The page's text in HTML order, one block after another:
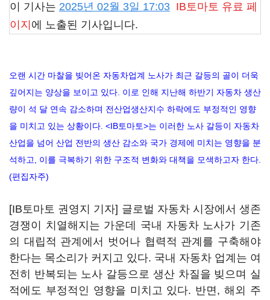
이 기사는 2025년 02월 3일 17:03 IB토마토 유료 페
이지 에 노출된 기사입니다.
오랜 시간 마찰을 빚어온 자동차업계 노사가 최근 갈등의 골이 더욱
깊어지는 양상을 보이고 있다. 이로 인해 지난해 하반기 자동차 생산
량이 석 달 연속 감소하며 전산업생산지수 하락에도 부정적인 영향
을 미치고 있는 상황이다. <IB토마토>는 이러한 노사 갈등이 자동차
산업을 넘어 산업 전반의 생산 감소와 국가 경제에 미치는 영향을 분
석하고, 이를 극복하기 위한 구조적 변화와 대책을 모색하고자 한다.
(편집자주)
[IB토마토 권영지 기자] 글로벌 자동차 시장에서 생존
경쟁이 치열해지는 가운데 국내 자동차 노사가 기존
의 대립적 관계에서 벗어나 협력적 관계를 구축해야
한다는 목소리가 커지고 있다. 국내 자동차 업계는 여
전히 반복되는 노사 갈등으로 생산 차질을 빚으며 실
적에도 부정적인 영향을 미치고 있다. 반면, 해외 주